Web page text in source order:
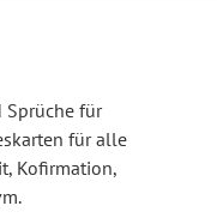
Sprüche für
für alle
Kofirmation,